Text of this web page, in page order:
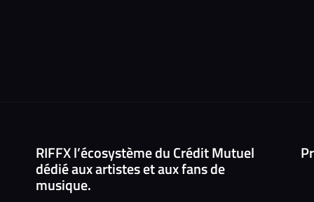
RIFFX l’écosystème du Crédit Mutuel
dédié aux artistes et aux fans de
musique.